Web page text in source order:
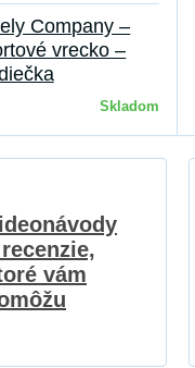
Company –
vrecko –
Skladom
vám